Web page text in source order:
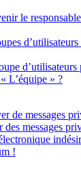
le
d’utilisateurs
L’équipe » ?
de messages
des messages
!